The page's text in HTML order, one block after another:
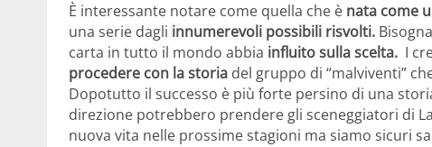
È interessante notare come quella che è nata come
una serie dagli innumerevoli possibili risvolti.
carta in tutto il mondo abbia influito sulla scelta. I
procedere con la storia del gruppo di “malviventi”
Dopotutto il successo è più forte persino di una
direzione potrebbero prendere gli sceneggiatori di
nuova vita nelle prossime stagioni ma siamo sicuri